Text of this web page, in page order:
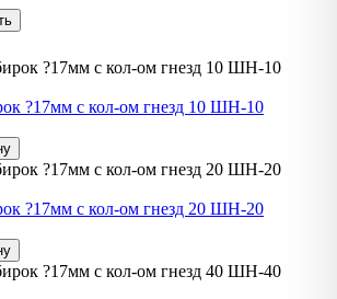
?17мм с кол-ом гнезд 10 ШН-10
?17мм с кол-ом гнезд 20 ШН-20